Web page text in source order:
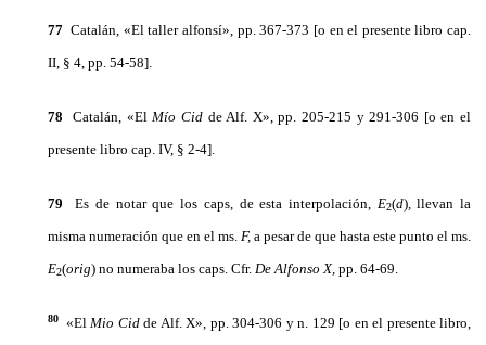
77 Catalán, «El taller alfonsí», pp. 367-373 [o en el presente libro cap.
II, § 4, pp. 54-58].
78 Catalán, «El Mío Cid de Alf. X», pp. 205-215 y 291-306 [o en el
presente libro cap. IV, § 2-4].
79 Es de notar que los caps, de esta interpolación, E2(d),llevan la
misma numeración que en el ms. F, a pesar de que hasta este punto el ms.
E2(orig) no numeraba los caps. Cfr. De Alfonso X, pp. 64-69.
80 «El Mio Cidde Alf. X», pp. 304-306 y n. 129 [o en el presente libro,